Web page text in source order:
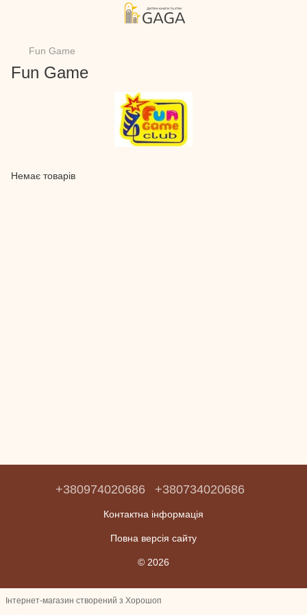
Fun Game
Fun Game
Немає товарів
+380974020686 +380734020686
Контактна інформація
Повна версія сайту
© 2026
Інтернет-магазин створений з Хорошоп